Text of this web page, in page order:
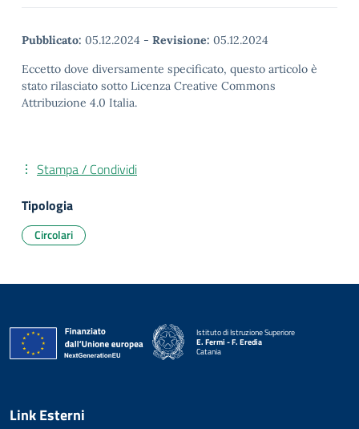
Pubblicato: 05.12.2024 - Revisione: 05.12.2024
Eccetto dove diversamente specificato, questo articolo è
stato rilasciato sotto Licenza Creative Commons
Attribuzione 4.0 Italia.
Stampa / Condividi
Tipologia
Circolari
Istituto di Istruzione Superiore
E. Fermi - F. Eredia
Catania
Link Esterni